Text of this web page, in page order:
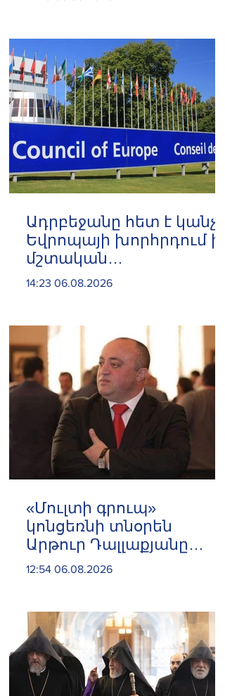
Ադրբեջանը հետ է կանչել
Եվրոպայի խորհրդում իր
մշտական
ներկայացուցչին
14:23 06.08.2026
«Մուլտի գրուպ»
կոնցեռնի տնօրեն
Արթուր Դալլաքյանը
երկու ամսով
12:54 06.08.2026